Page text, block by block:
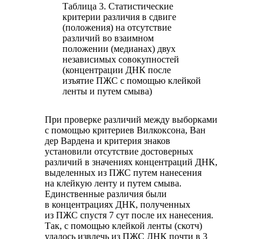
Таблица 3. Статистические
критерии различия в сдвиге
(положения) на отсутствие
различий во взаимном
положении (медианах) двух
независимых совокупностей
(концентрации ДНК после
изъятие ПЖС с помощью клейкой
ленты и путем смыва)
При проверке различий между выборками
c помощью критериев Вилкоксона, Ван
дер Вардена и критерия знаков
установили отсутствие достоверных
различий в значениях концентраций ДНК,
выделенных из ПЖС путем нанесения
на клейкую ленту и путем смыва.
Единственные различия были
в концентрациях ДНК, полученных
из ПЖС спустя 7 сут после их нанесения.
Так, с помощью клейкой ленты (скотч)
удалось извлечь из ПЖС ДНК почти в 3